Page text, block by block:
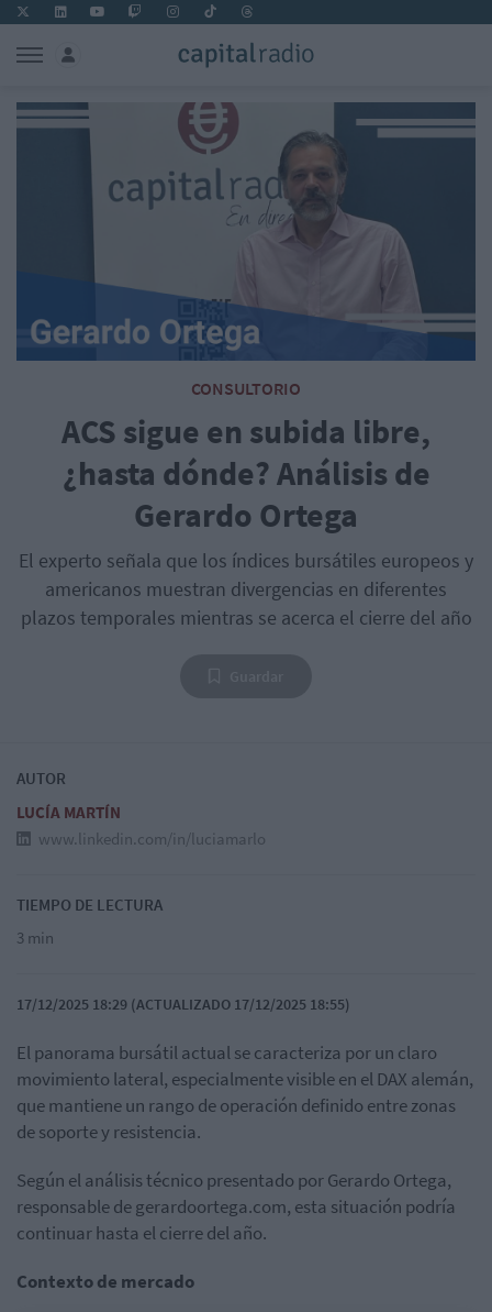
CONSULTORIO
ACS sigue en subida libre,
¿hasta dónde? Análisis de
Gerardo Ortega
El experto señala que los índices bursátiles europeos y
americanos muestran divergencias en diferentes
plazos temporales mientras se acerca el cierre del año
AUTOR
LUCÍA MARTÍN
www.linkedin.com/in/luciamarlo
TIEMPO DE LECTURA
3 min
17/12/2025 18:29 (ACTUALIZADO 17/12/2025 18:55)
El panorama bursátil actual se caracteriza por un claro
movimiento lateral, especialmente visible en el DAX alemán,
que mantiene un rango de operación definido entre zonas
de soporte y resistencia.
Según el análisis técnico presentado por Gerardo Ortega,
responsable de gerardoortega.com, esta situación podría
continuar hasta el cierre del año.
Contexto de mercado